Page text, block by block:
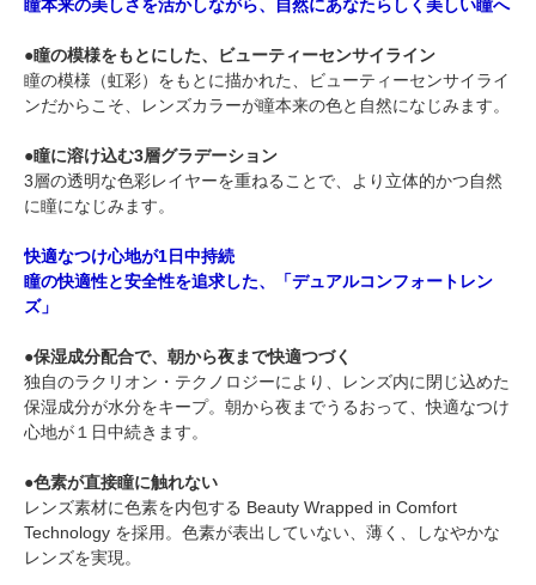
瞳本来の美しさを活かしながら、自然にあなたらしく美しい瞳へ
●瞳の模様をもとにした、ビューティーセンサイライン
瞳の模様（虹彩）をもとに描かれた、ビューティーセンサイライ
ンだからこそ、レンズカラーが瞳本来の色と自然になじみます。
●瞳に溶け込む3層グラデーション
3層の透明な色彩レイヤーを重ねることで、より立体的かつ自然
に瞳になじみます。
快適なつけ心地が1日中持続
瞳の快適性と安全性を追求した、「デュアルコンフォートレン
ズ」
●保湿成分配合で、朝から夜まで快適つづく
独自のラクリオン・テクノロジーにより、レンズ内に閉じ込めた
保湿成分が水分をキープ。朝から夜までうるおって、快適なつけ
心地が１日中続きます。
●色素が直接瞳に触れない
レンズ素材に色素を内包する Beauty Wrapped in Comfort
Technology を採用。色素が表出していない、薄く、しなやかな
レンズを実現。